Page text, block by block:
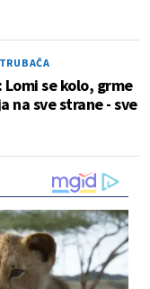
se kolo, grme
na sve strane - sve